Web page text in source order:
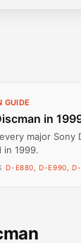
GUIDE
in
major Sony
in 1999.
D-E880, D-E990, D-